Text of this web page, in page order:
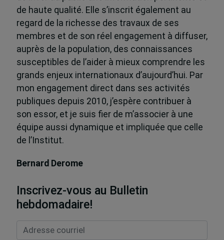
de haute qualité. Elle s’inscrit également au
regard de la richesse des travaux de ses
membres et de son réel engagement à diffuser,
auprès de la population, des connaissances
susceptibles de l’aider à mieux comprendre les
grands enjeux internationaux d’aujourd’hui. Par
mon engagement direct dans ses activités
publiques depuis 2010, j’espère contribuer à
son essor, et je suis fier de m’associer à une
équipe aussi dynamique et impliquée que celle
de l’Institut.
Bernard Derome
Inscrivez-vous au Bulletin
hebdomadaire!